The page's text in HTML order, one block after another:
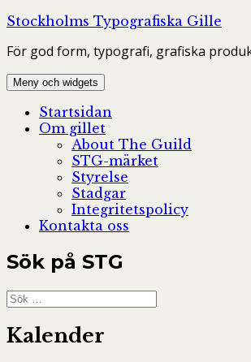
Hoppa
innehåll
Stockholms Typografiska Gille
För god form, typografi, grafiska
Meny och widgets
Startsidan
Om gillet
About The Guild
STG-märket
Styrelse
Stadgar
Integritetspolicy
Kontakta oss
Sök på STG
Sök
efter:
Kalender